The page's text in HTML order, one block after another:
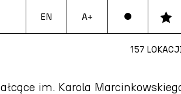
EN A+
157
im. Karola